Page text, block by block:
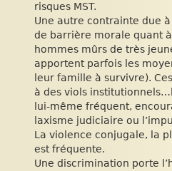
risques MST.
Une autre contrainte due
de barrière morale quant
hommes mûrs de très
apportent parfois les
leur famille à survivre).
à des viols
lui-même fréquent,
laxisme judiciaire ou
La violence conjugale, la
est fréquente.
Une discrimination porte